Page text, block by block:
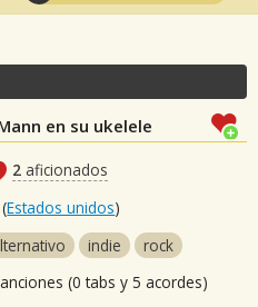
en su ukelele
2 aficionados
(Estados unidos)
indie
rock
(0 tabs y 5 acordes)